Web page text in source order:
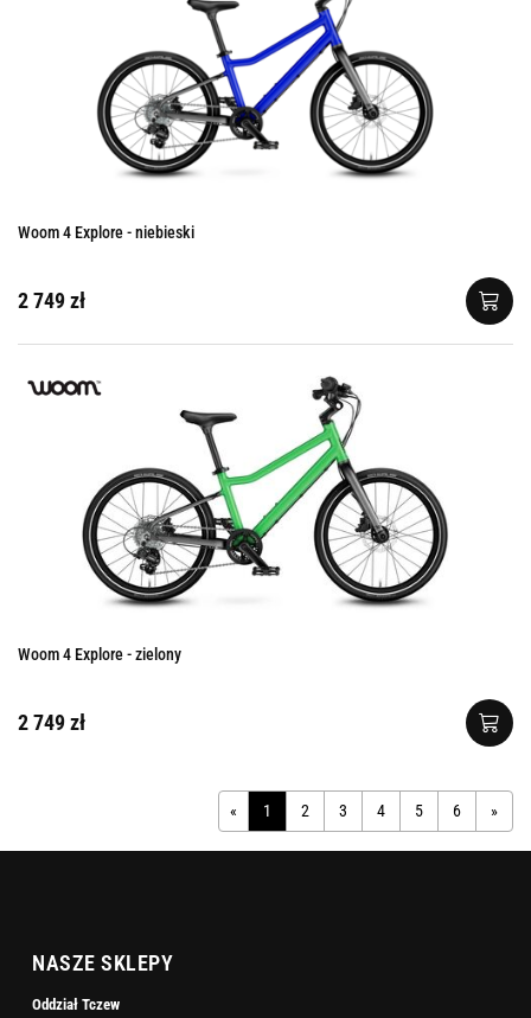
Woom 4 Explore - niebieski
2 749 zł
Woom 4 Explore - zielony
2 749 zł
« 1 2 3 4 5 6 »
NASZE SKLEPY
Oddział Tczew